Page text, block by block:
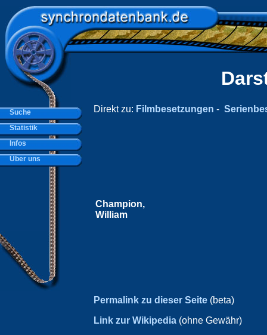
Direkt zu: Filmbesetzungen -
Champion,
William
Permalink zu dieser Seite (beta)
Link zur Wikipedia (ohne Gewähr)
Suche
Statistik
Infos
Über uns